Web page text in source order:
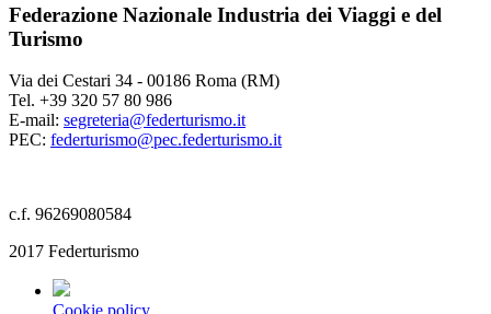
Federazione Nazionale Industria dei Viaggi e del
Turismo
Via dei Cestari 34 - 00186 Roma (RM)
Tel. +39 320 57 80 986
E-mail: segreteria@federturismo.it
PEC: federturismo@pec.federturismo.it
c.f. 96269080584
2017 Federturismo